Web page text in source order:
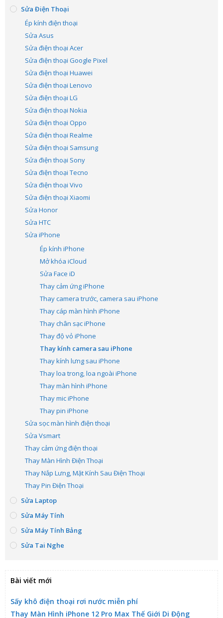
Sửa Điện Thoại
Ép kính điện thoại
Sửa Asus
Sửa điện thoại Acer
Sửa điện thoại Google Pixel
Sửa điện thoại Huawei
Sửa điện thoại Lenovo
Sửa điện thoại LG
Sửa điện thoại Nokia
Sửa điện thoại Oppo
Sửa điện thoại Realme
Sửa điện thoại Samsung
Sửa điện thoại Sony
Sửa điện thoại Tecno
Sửa điện thoại Vivo
Sửa điện thoại Xiaomi
Sửa Honor
Sửa HTC
Sửa iPhone
Ép kính iPhone
Mở khóa iCloud
Sửa Face iD
Thay cảm ứng iPhone
Thay camera trước, camera sau iPhone
Thay cáp màn hình iPhone
Thay chân sạc iPhone
Thay độ vỏ iPhone
Thay kính camera sau iPhone
Thay kính lưng sau iPhone
Thay loa trong, loa ngoài iPhone
Thay màn hình iPhone
Thay mic iPhone
Thay pin iPhone
Sửa sọc màn hình điện thoại
Sửa Vsmart
Thay cảm ứng điện thoại
Thay Màn Hình Điện Thoại
Thay Nắp Lưng, Mặt Kính Sau Điện Thoại
Thay Pin Điện Thoại
Sửa Laptop
Sửa Máy Tính
Sửa Máy Tính Bảng
Sửa Tai Nghe
Bài viết mới
Sấy khô điện thoại rơi nước miễn phí
Thay Màn Hình iPhone 12 Pro Max Thế Giới Di Động